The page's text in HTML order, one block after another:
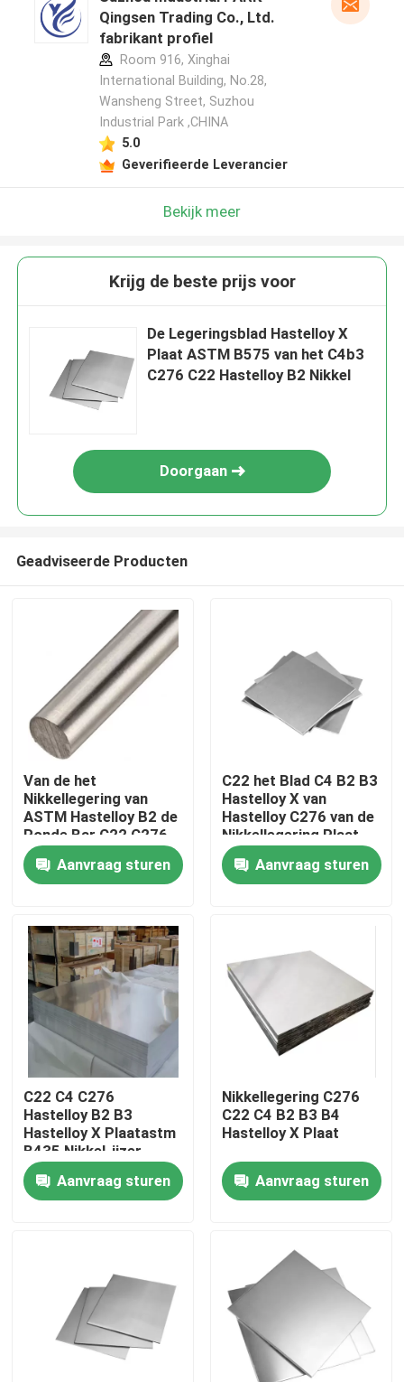
Huis
Ongeveer ons
Fabrieksreis
Contacteer ons
Inconel 600 Materiaal
Incoloy 800-materiaal
Qingsen Trading Co., Ltd.
fabrikant profiel
Room 916, Xinghai
International Building, No.28,
Wansheng Street, Suzhou
Industrial Park ,CHINA
5.0
Geverifieerde Leverancier
Bekijk meer
Krijg de beste prijs voor
De Legeringsblad Hastelloy X
Plaat ASTM B575 van het C4b3
C276 C22 Hastelloy B2 Nikkel
Doorgaan
Geadviseerde Producten
Van de het
Nikkellegering van
ASTM Hastelloy B2 de
Ronde Bar C22 C276
C2000 X Opgepoetste
B2 B3 C4 S G35
Aanvraag sturen
C22 het Blad C4 B2 B3
Hastelloy X van
Hastelloy C276 van de
Nikkellegering Plaat
Aanvraag sturen
C22 C4 C276
Hastelloy B2 B3
Hastelloy X Plaatastm
B435 Nikkel-ijzer
Legering
Aanvraag sturen
Nikkellegering C276
C22 C4 B2 B3 B4
Hastelloy X Plaat
Aanvraag sturen